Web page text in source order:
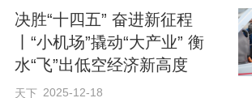
当前，桃城区正推进“二五七
2026年将重点实施“一二三四
包括成立产业基金、筹办重
决胜“十四五” 奋进新征程
丨“小机场”撬动“大产业” 衡
水“飞”出低空经济新高度
天下 2025-12-18